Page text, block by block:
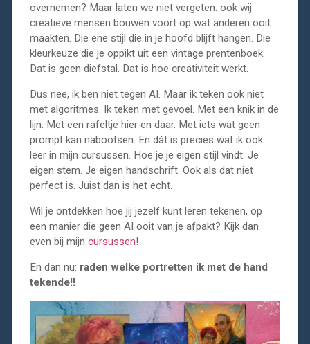
overnemen? Maar laten we niet vergeten: ook wij
creatieve mensen bouwen voort op wat anderen ooit
maakten. Die ene stijl die in je hoofd blijft hangen. Die
kleurkeuze die je oppikt uit een vintage prentenboek.
Dat is geen diefstal. Dat is hoe creativiteit werkt.
Dus nee, ik ben niet tegen AI. Maar ik teken ook niet
met algoritmes. Ik teken met gevoel. Met een knik in de
lijn. Met een rafeltje hier en daar. Met iets wat geen
prompt kan nabootsen. En dát is precies wat ik ook
leer in mijn cursussen. Hoe je je eigen stijl vindt. Je
eigen stem. Je eigen handschrift. Ook als dat niet
perfect is. Juist dan is het echt.
Wil je ontdekken hoe jij jezelf kunt leren tekenen, op
een manier die geen AI ooit van je afpakt? Kijk dan
even bij mijn cursussen!
En dan nu: raden welke portretten ik met de hand
tekende!!